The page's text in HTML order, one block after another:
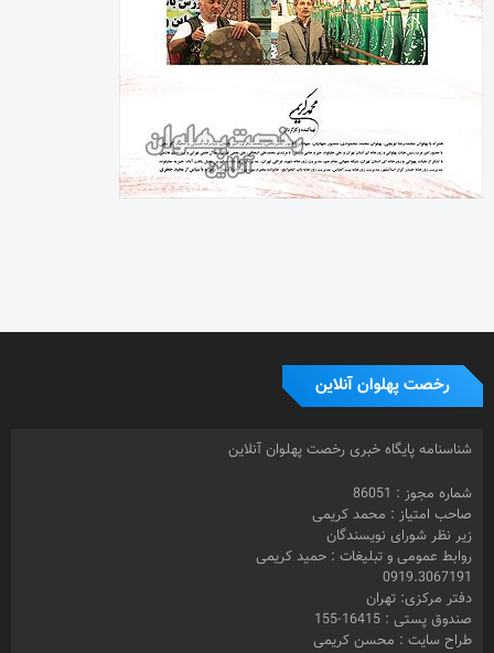
رخصت پهلوان آنلاین
شناسنامه پایگاه خبری رخصت پهلوان آنلاین
شماره مجوز : 86051
صاحب امتیاز : محمد کریمی
زیر نظر شورای نویسندگان
روابط عمومی و تبلیغات : حمید کریمی
0919.3067191
دفتر مرکزی: تهران
صندوق پستی : 16415-155
طراح سایت : محسن کریمی